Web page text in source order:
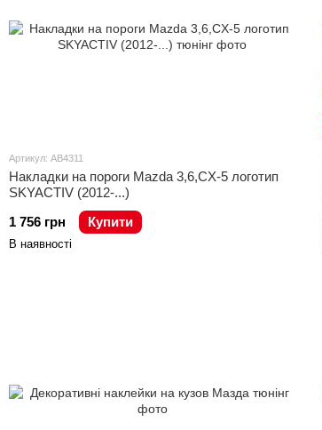
Артикул: AB4311
Накладки на пороги Mazda 3,6,CX-5 логотип
SKYACTIV (2012-...)
1 756 грн
Купити
В наявності